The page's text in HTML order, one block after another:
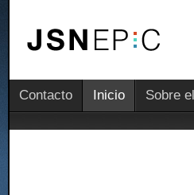
Contacto Inicio Sobre